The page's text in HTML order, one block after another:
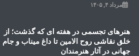
مرداد ۴, ۱۴۰۵
هنرهای تجسمی در هفته ای که گذشت؛ از
خلق نقاشی روح الامین تا داغ میناب و جام
جهانی در آثار هنرمندان